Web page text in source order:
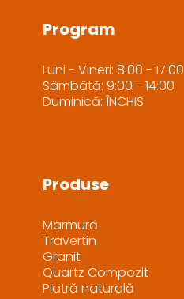
Program
Luni - Vineri: 8:00 - 17:00
Sâmbâtă: 9:00 - 14:00
Duminică: ÎNCHIS
Produse
Marmură
Travertin
Granit
Quartz Compozit
Piatră naturală